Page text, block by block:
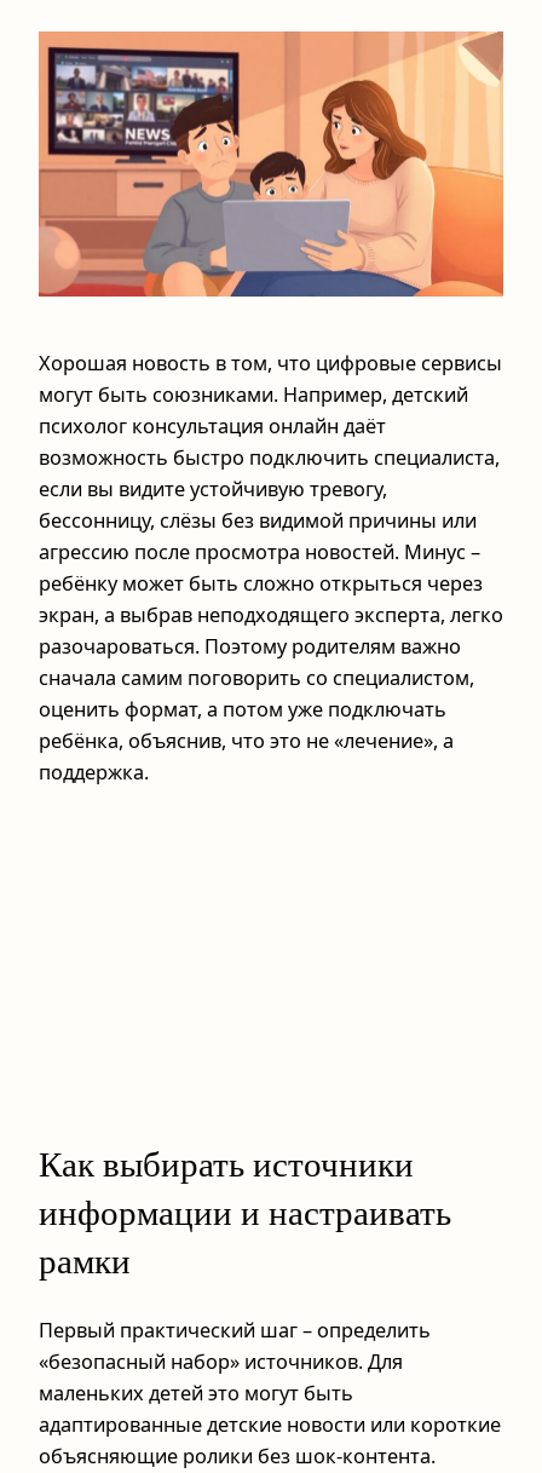
Хорошая новость в том, что цифровые сервисы
могут быть союзниками. Например, детский
психолог консультация онлайн даёт
возможность быстро подключить специалиста,
если вы видите устойчивую тревогу,
бессонницу, слёзы без видимой причины или
агрессию после просмотра новостей. Минус –
ребёнку может быть сложно открыться через
экран, а выбрав неподходящего эксперта, легко
разочароваться. Поэтому родителям важно
сначала самим поговорить со специалистом,
оценить формат, а потом уже подключать
ребёнка, объяснив, что это не «лечение», а
поддержка.
Как выбирать источники
информации и настраивать
рамки
Первый практический шаг – определить
«безопасный набор» источников. Для
маленьких детей это могут быть
адаптированные детские новости или короткие
объясняющие ролики без шок-контента.